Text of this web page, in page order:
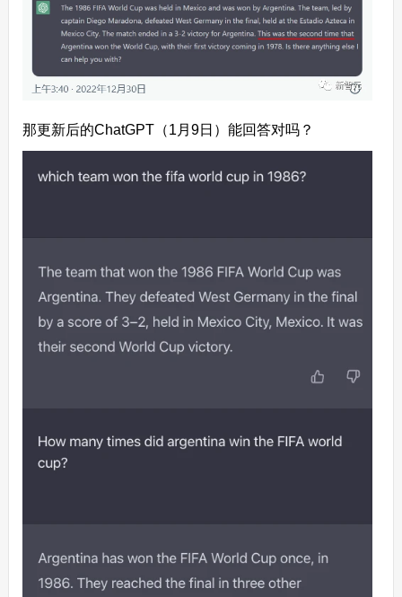
那更新后的ChatGPT（1月9日）能回答对吗？